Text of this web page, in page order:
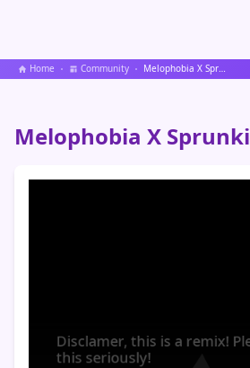
Home Community Melophobia X Sprunki
Melophobia X Sprunki